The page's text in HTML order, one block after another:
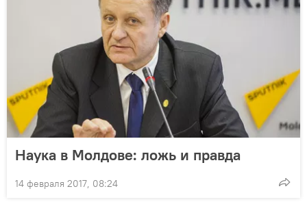
Наука в Молдове: ложь и правда
14 февраля 2017, 08:24